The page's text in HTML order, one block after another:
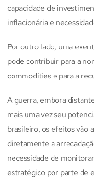
capacidade de
inflacionária e
Por outro lado, uma
pode contribuir para a
commodities e para a
A guerra, embora
mais uma vez seu
brasileiro, os efeitos vão
diretamente a
necessidade de
estratégico por parte de